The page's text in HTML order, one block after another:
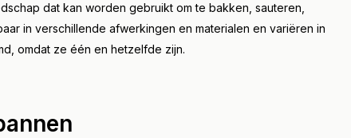
dat kan worden gebruikt om te bakken, sauteren,
in verschillende afwerkingen en materialen en variëren in
omdat ze één en hetzelfde zijn.